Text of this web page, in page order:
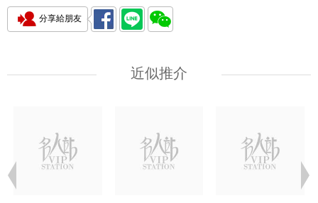
分享給朋友
近似推介